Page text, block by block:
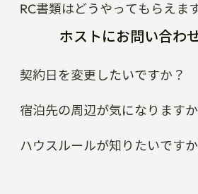
RC書類はどうやってもらえま
ホストにお問い合わ
契約日を変更したいですか？
宿泊先の周辺が気になります
ハウスルールが知りたいです